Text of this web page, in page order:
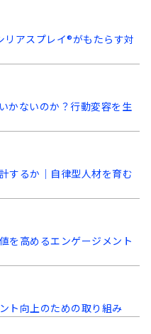
アスプレイ®がもたらす対
かないのか？行動変容を生
するか｜自律型人材を育む
を高めるエンゲージメント
ト向上のための取り組み